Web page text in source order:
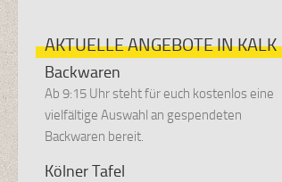
AKTUELLE ANGEBOTE IN KALK
Backwaren
Ab 9:15 Uhr steht für euch kostenlos eine
vielfältige Auswahl an gespendeten
Backwaren bereit.
Kölner Tafel